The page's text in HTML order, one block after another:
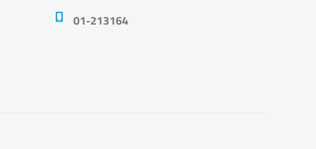
01-213164